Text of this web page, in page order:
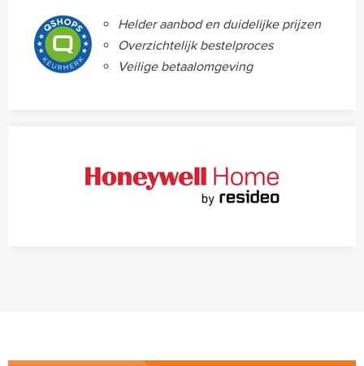
Helder aanbod en duidelijke prijzen
Overzichtelijk bestelproces
Veilige betaalomgeving